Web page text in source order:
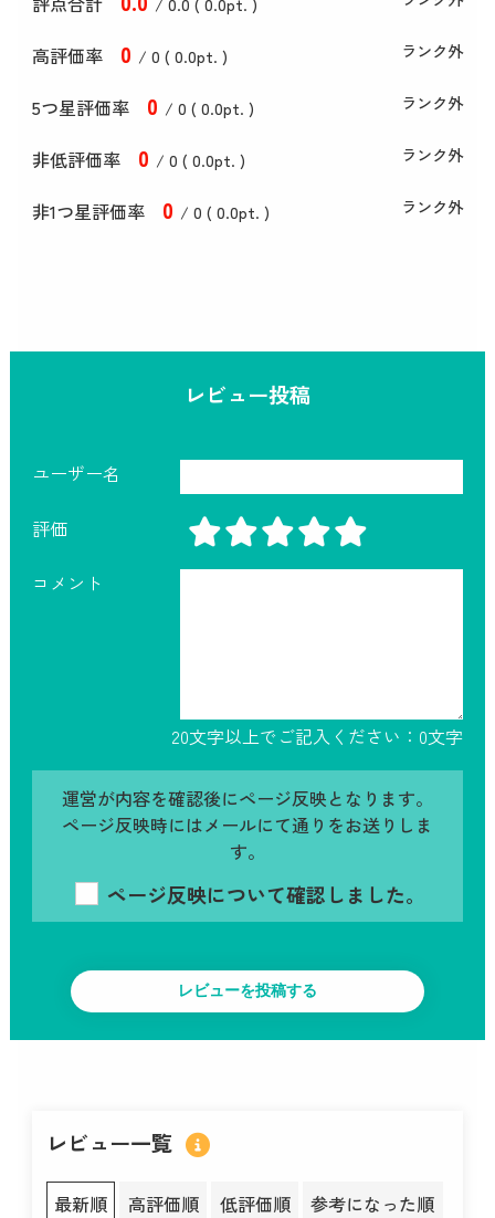
高評価率 0 / 0 ( 0.0pt. ) ランク外
5つ星評価率 0 / 0 ( 0.0pt. ) ランク外
非低評価率 0 / 0 ( 0.0pt. ) ランク外
非1つ星評価率 0 / 0 ( 0.0pt. ) ランク外
レビュー投稿
ユーザー名
評価
コメント
20文字以上でご記入ください： 0文字
運営が内容を確認後にページ反映となります。
ページ反映時にはメールにて通りをお送りしま
す。
ページ反映について確認しました。
レビュー一覧
最新順 高評価順 低評価順 参考になった順